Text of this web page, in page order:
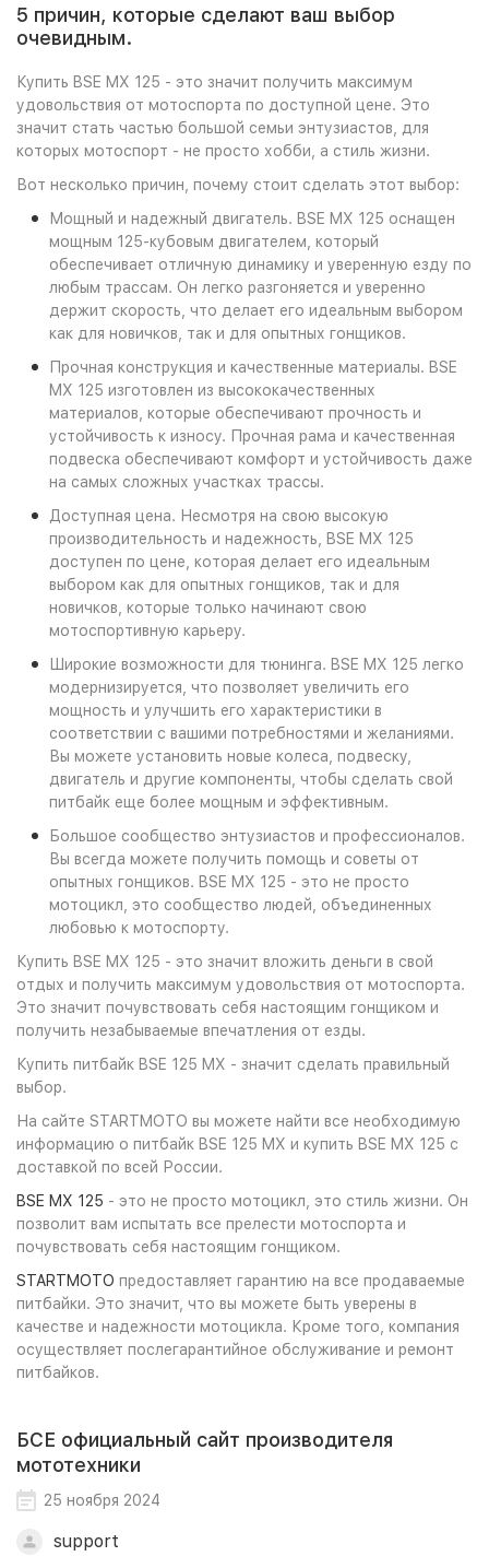
5 причин, которые сделают ваш выбор
очевидным.
Купить BSE MX 125 - это значит получить максимум
удовольствия от мотоспорта по доступной цене. Это
значит стать частью большой семьи энтузиастов, для
которых мотоспорт - не просто хобби, а стиль жизни.
Вот несколько причин, почему стоит сделать этот выбор:
Мощный и надежный двигатель. BSE MX 125 оснащен
мощным 125-кубовым двигателем, который
обеспечивает отличную динамику и уверенную езду по
любым трассам. Он легко разгоняется и уверенно
держит скорость, что делает его идеальным выбором
как для новичков, так и для опытных гонщиков.
Прочная конструкция и качественные материалы. BSE
MX 125 изготовлен из высококачественных
материалов, которые обеспечивают прочность и
устойчивость к износу. Прочная рама и качественная
подвеска обеспечивают комфорт и устойчивость даже
на самых сложных участках трассы.
Доступная цена. Несмотря на свою высокую
производительность и надежность, BSE MX 125
доступен по цене, которая делает его идеальным
выбором как для опытных гонщиков, так и для
новичков, которые только начинают свою
мотоспортивную карьеру.
Широкие возможности для тюнинга. BSE MX 125 легко
модернизируется, что позволяет увеличить его
мощность и улучшить его характеристики в
соответствии с вашими потребностями и желаниями.
Вы можете установить новые колеса, подвеску,
двигатель и другие компоненты, чтобы сделать свой
питбайк еще более мощным и эффективным.
Большое сообщество энтузиастов и профессионалов.
Вы всегда можете получить помощь и советы от
опытных гонщиков. BSE MX 125 - это не просто
мотоцикл, это сообщество людей, объединенных
любовью к мотоспорту.
Купить BSE MX 125 - это значит вложить деньги в свой
отдых и получить максимум удовольствия от мотоспорта.
Это значит почувствовать себя настоящим гонщиком и
получить незабываемые впечатления от езды.
Купить питбайк BSE 125 MX - значит сделать правильный
выбор.
На сайте STARTMOTO вы можете найти все необходимую
информацию о питбайк BSE 125 MX и купить BSE MX 125 с
доставкой по всей России.
BSE MX 125 - это не просто мотоцикл, это стиль жизни. Он
позволит вам испытать все прелести мотоспорта и
почувствовать себя настоящим гонщиком.
STARTMOTO предоставляет гарантию на все продаваемые
питбайки. Это значит, что вы можете быть уверены в
качестве и надежности мотоцикла. Кроме того, компания
осуществляет послегарантийное обслуживание и ремонт
питбайков.
БСЕ официальный сайт производителя
мототехники
25 ноября 2024
support